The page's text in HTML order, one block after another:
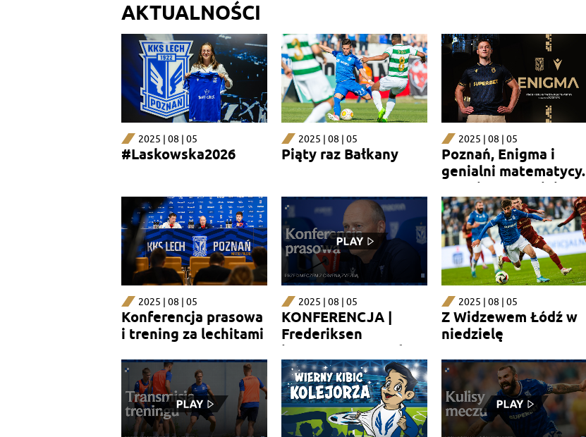
AKTUALNOŚCI
2025 | 08 | 05
#Laskowska2026
2025 | 08 | 05
Piąty raz Bałkany
2025 | 08 | 05
Poznań, Enigma i
genialni matematycy.
Premiera trzeciej
koszulki
2025 | 08 | 05
Konferencja prasowa
i trening za lechitami
2025 | 08 | 05
KONFERENCJA |
Frederiksen
i Bengtsson przed
meczem z Crveną
zvezdą
2025 | 08 | 05
Z Widzewem Łódź w
niedzielę